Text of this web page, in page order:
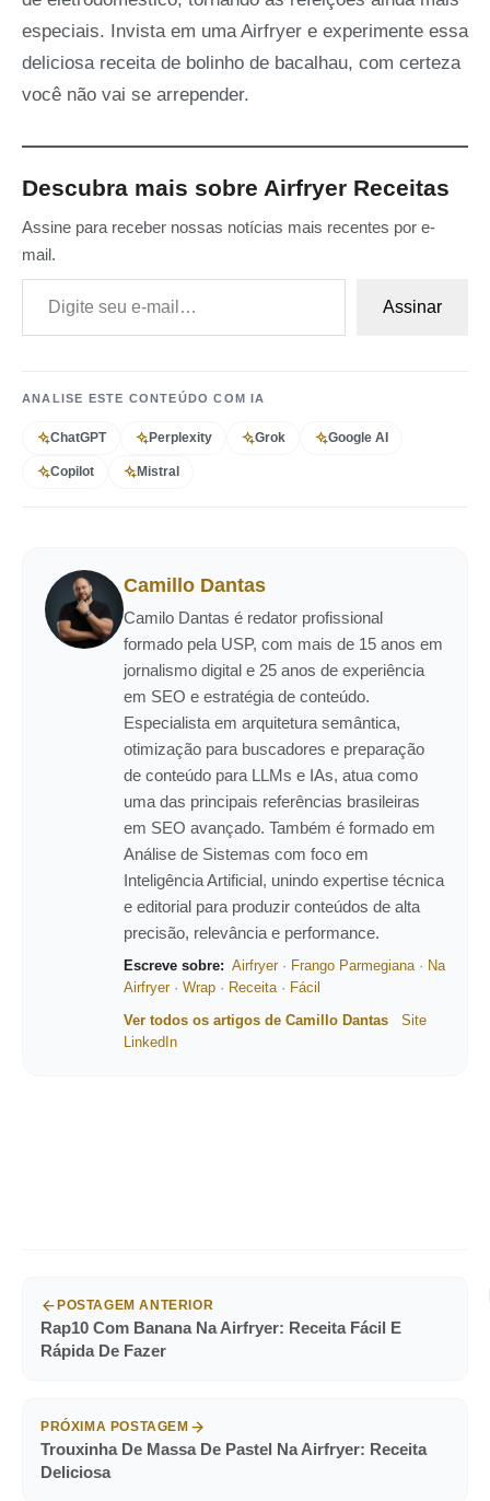
especiais. Invista em uma Airfryer e experimente essa
deliciosa receita de bolinho de bacalhau, com certeza
você não vai se arrepender.
Descubra mais sobre Airfryer Receitas
Assine para receber nossas notícias mais recentes por e-
mail.
Digite seu e-mail…
Assinar
ANALISE ESTE CONTEÚDO COM IA
ChatGPT Perplexity Grok Google AI
Copilot Mistral
Camillo Dantas
Camilo Dantas é redator profissional
formado pela USP, com mais de 15 anos em
jornalismo digital e 25 anos de experiência
em SEO e estratégia de conteúdo.
Especialista em arquitetura semântica,
otimização para buscadores e preparação
de conteúdo para LLMs e IAs, atua como
uma das principais referências brasileiras
em SEO avançado. Também é formado em
Análise de Sistemas com foco em
Inteligência Artificial, unindo expertise técnica
e editorial para produzir conteúdos de alta
precisão, relevância e performance.
Escreve sobre: Airfryer· Frango Parmegiana· Na
Airfryer· Wrap · Receita· Fácil
Ver todos os artigos de Camillo Dantas
Site
LinkedIn
POSTAGEM ANTERIOR
Rap10 Com Banana Na Airfryer: Receita Fácil E
Rápida De Fazer
PRÓXIMA POSTAGEM
Trouxinha De Massa De Pastel Na Airfryer: Receita
Deliciosa